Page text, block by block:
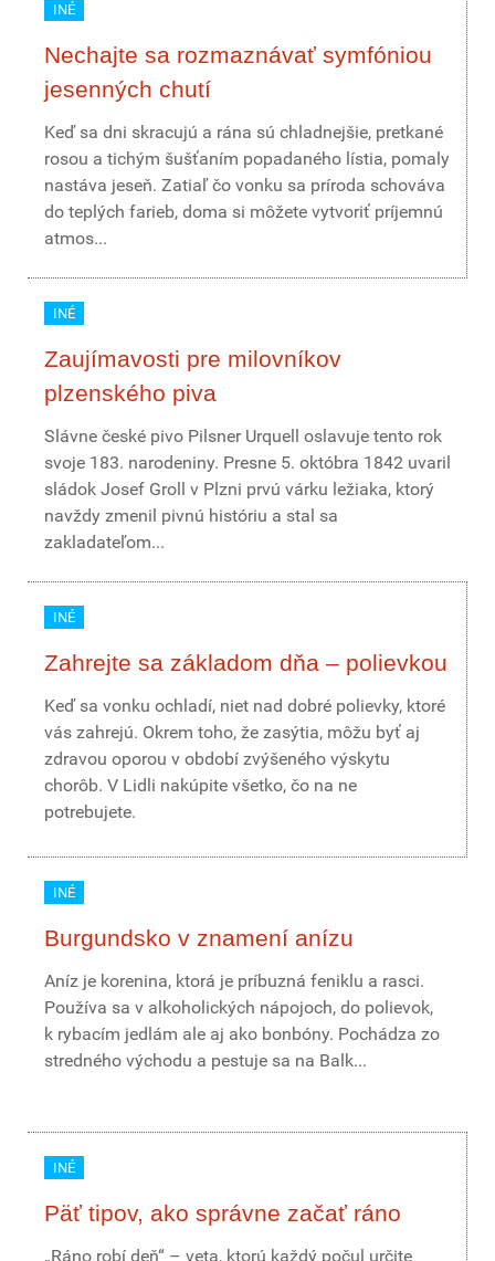
INÉ
Nechajte sa rozmaznávať symfóniou
jesenných chutí
Keď sa dni skracujú a rána sú chladnejšie, pretkané
rosou a tichým šušťaním popadaného lístia, pomaly
nastáva jeseň. Zatiaľ čo vonku sa príroda schováva
do teplých farieb, doma si môžete vytvoriť príjemnú
atmos...
INÉ
Zaujímavosti pre milovníkov
plzenského piva
Slávne české pivo Pilsner Urquell oslavuje tento rok
svoje 183. narodeniny. Presne 5. októbra 1842 uvaril
sládok Josef Groll v Plzni prvú várku ležiaka, ktorý
navždy zmenil pivnú históriu a stal sa
zakladateľom...
INÉ
Zahrejte sa základom dňa – polievkou
Keď sa vonku ochladí, niet nad dobré polievky, ktoré
vás zahrejú. Okrem toho, že zasýtia, môžu byť aj
zdravou oporou v období zvýšeného výskytu
chorôb. V Lidli nakúpite všetko, čo na ne
potrebujete.
INÉ
Burgundsko v znamení anízu
Aníz je korenina, ktorá je príbuzná feniklu a rasci.
Používa sa v alkoholických nápojoch, do polievok,
k rybacím jedlám ale aj ako bonbóny. Pochádza zo
stredného východu a pestuje sa na Balk...
INÉ
Päť tipov, ako správne začať ráno
„Ráno robí deň“ – veta, ktorú každý počul určite